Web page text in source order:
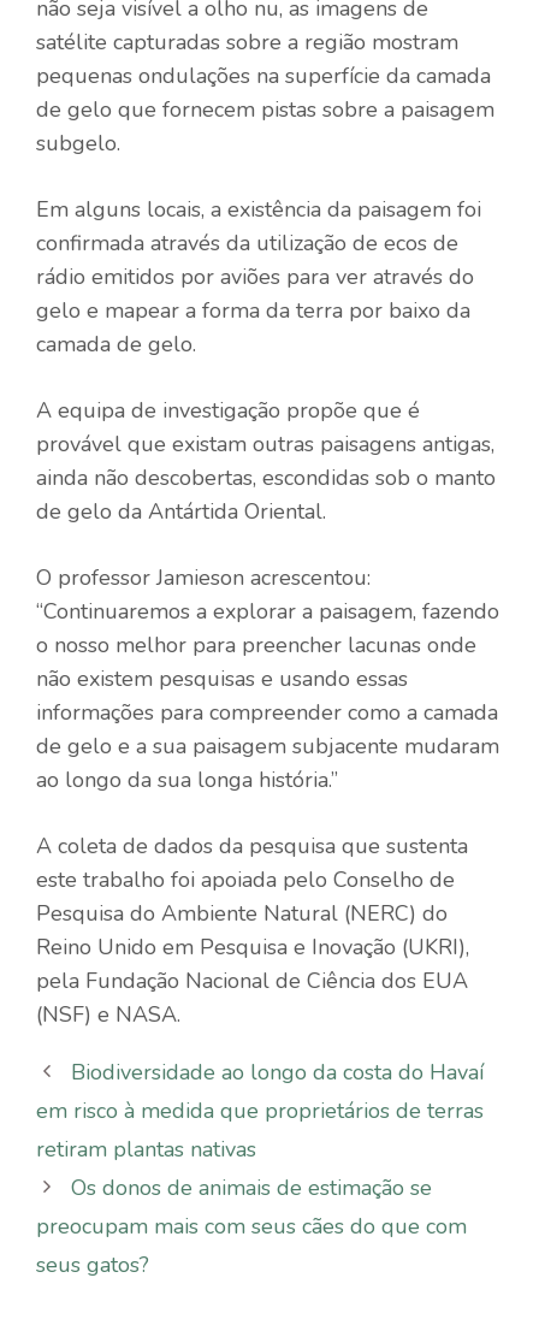
não seja visível a olho nu, as imagens de
satélite capturadas sobre a região mostram
pequenas ondulações na superfície da camada
de gelo que fornecem pistas sobre a paisagem
subgelo.
Em alguns locais, a existência da paisagem foi
confirmada através da utilização de ecos de
rádio emitidos por aviões para ver através do
gelo e mapear a forma da terra por baixo da
camada de gelo.
A equipa de investigação propõe que é
provável que existam outras paisagens antigas,
ainda não descobertas, escondidas sob o manto
de gelo da Antártida Oriental.
O professor Jamieson acrescentou:
“Continuaremos a explorar a paisagem, fazendo
o nosso melhor para preencher lacunas onde
não existem pesquisas e usando essas
informações para compreender como a camada
de gelo e a sua paisagem subjacente mudaram
ao longo da sua longa história.”
A coleta de dados da pesquisa que sustenta
este trabalho foi apoiada pelo Conselho de
Pesquisa do Ambiente Natural (NERC) do
Reino Unido em Pesquisa e Inovação (UKRI),
pela Fundação Nacional de Ciência dos EUA
(NSF) e NASA.
Biodiversidade ao longo da costa do Havaí
em risco à medida que proprietários de terras
retiram plantas nativas
Os donos de animais de estimação se
preocupam mais com seus cães do que com
seus gatos?